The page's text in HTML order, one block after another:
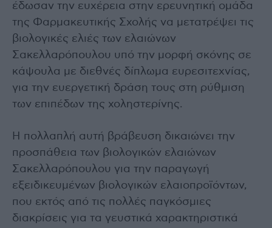
έδωσαν την ευχέρεια στην ερευνητική ομάδα
της Φαρμακευτικής Σχολής να μετατρέψει τις
βιολογικές ελιές των ελαιώνων
Σακελλαρόπουλου υπό την μορφή σκόνης σε
κάψουλα με διεθνές δίπλωμα ευρεσιτεχνίας,
για την ευεργετική δράση τους στη ρύθμιση
των επιπέδων της χοληστερίνης.
Η πολλαπλή αυτή βράβευση δικαιώνει την
προσπάθεια των βιολογικών ελαιώνων
Σακελλαρόπουλου για την παραγωγή
εξειδικευμένων βιολογικών ελαιοπροϊόντων,
που εκτός από τις πολλές παγκόσμιες
διακρίσεις για τα γευστικά χαρακτηριστικά